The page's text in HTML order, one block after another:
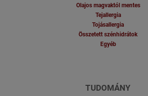
Olajos magvaktól mentes
Tejallergia
Tojásallergia
Összetett szénhidrátok
Egyéb
TUDOMÁNY